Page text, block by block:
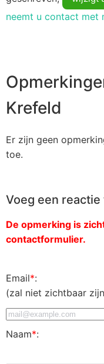
neemt u contact met
Krefeld
Er zijn geen
toe.
Voeg een reactie
De opmerking is
contactformulier.
Email*:
(zal niet zichtbaar
Naam*: